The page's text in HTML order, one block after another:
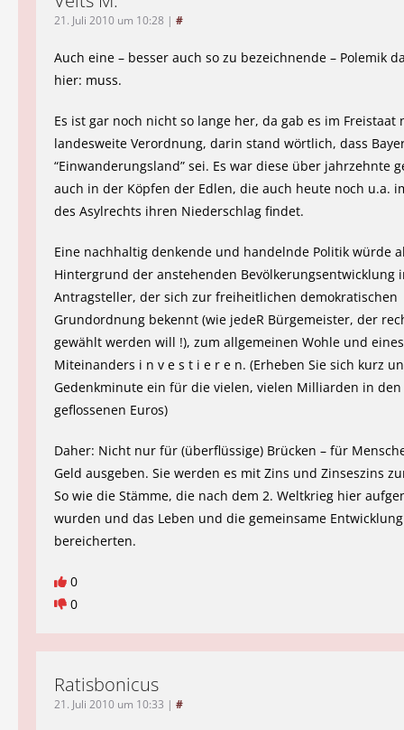
21. Juli 2010 um 10:28 | #
Auch eine – besser auch so zu bezeichnende – Polemik
hier: muss.
Es ist gar noch nicht so lange her, da gab es im Freistaat
landesweite Verordnung, darin stand wörtlich, dass
“Einwanderungsland” sei. Es war diese über jahrzehnte
auch in der Köpfen der Edlen, die auch heute noch u.a.
des Asylrechts ihren Niederschlag findet.
Eine nachhaltig denkende und handelnde Politik würde
Hintergrund der anstehenden Bevölkerungsentwicklung
Antragsteller, der sich zur freiheitlichen demokratischen
Grundordnung bekennt (wie jedeR Bürgemeister, der
gewählt werden will !), zum allgemeinen Wohle und
Miteinanders i n v e s t i e r e n. (Erheben Sie sich kurz
Gedenkminute ein für die vielen, vielen Milliarden in den
geflossenen Euros)
Daher: Nicht nur für (überflüssige) Brücken – für
Geld ausgeben. Sie werden es mit Zins und Zinseszins
So wie die Stämme, die nach dem 2. Weltkrieg hier
wurden und das Leben und die gemeinsame Entwicklung
bereicherten.
0
0
Ratisbonicus
21. Juli 2010 um 10:33 | #